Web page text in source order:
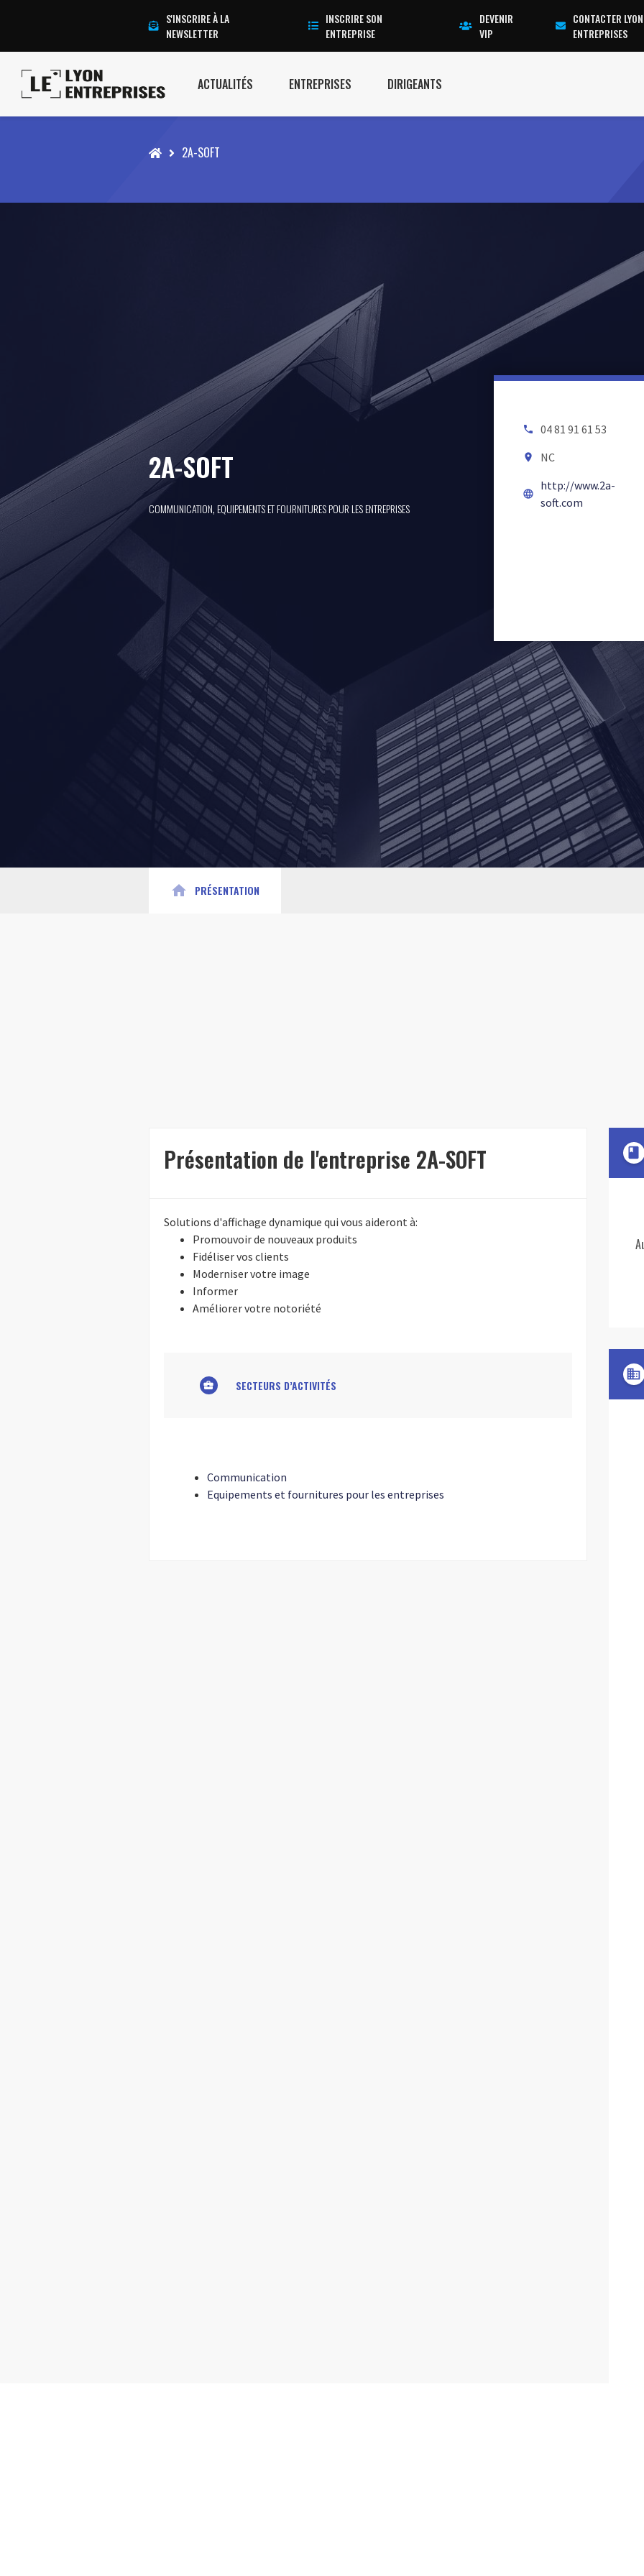
S'INSCRIRE À LA
NEWSLETTER
INSCRIRE SON
ENTREPRISE
DEVENIR
VIP
CONTACTER LYON
ENTREPRISES
ACTUALITÉS ENTREPRISES DIRIGEANTS
Accueil 2A-SOFT
2A-SOFT
COMMUNICATION,EQUIPEMENTS ET FOURNITURES POUR LES ENTREPRISES
local_phone 04 81 91 61 53
room NC
language
http://www.2a-
soft.com
home PRÉSENTATION
Présentation de l'entreprise 2A-SOFT
Solutions d'affichage dynamique qui vous aideront à:
Promouvoir de nouveaux produits
Fidéliser vos clients
Moderniser votre image
Informer
Améliorer votre notoriété
business_center SECTEURS D’ACTIVITÉS
Communication
Equipements et fournitures pour les entreprises
book
domain